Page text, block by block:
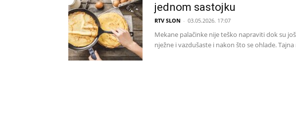
jednom sastojku
RTV SLON - 03.05.2026. 17:07
Mekane palačinke nije teško napraviti dok su
nježne i vazdušaste i nakon što se ohlade. Tajna